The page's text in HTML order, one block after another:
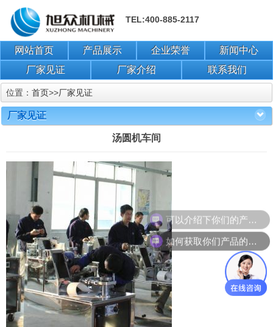
TEL:400-885-2117
网站首页 产品展示 企业荣誉
新闻中心
厂家见证
厂家介绍 联系我们
位置： 首页>>厂家见证
厂家见证
汤圆机车间